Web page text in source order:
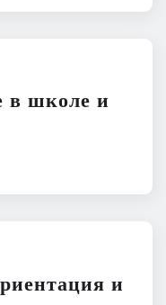
в школе и
и